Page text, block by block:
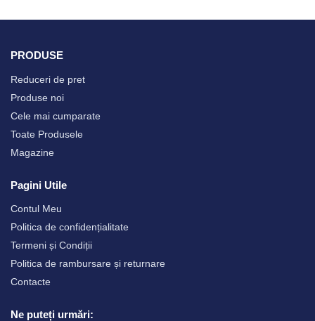
PRODUSE
Reduceri de pret
Produse noi
Cele mai cumparate
Toate Produsele
Magazine
Pagini Utile
Contul Meu
Politica de confidențialitate
Termeni și Condiții
Politica de rambursare și returnare
Contacte
Ne puteți urmări: